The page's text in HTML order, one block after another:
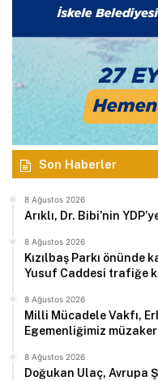
Son Haberler
8 Ağustos 2026
Arıklı, Dr. Bibi’nin
8 Ağustos 2026
Kızılbaş Parkı önünde
Yusuf Caddesi trafiğe
8 Ağustos 2026
Milli Mücadele Vakfı,
Egemenliğimiz
8 Ağustos 2026
Doğukan Ulaç, Avrupa